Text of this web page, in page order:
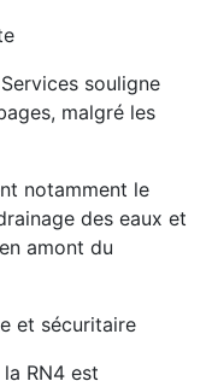
souligne
malgré les
notamment le
des eaux et
amont du
et sécuritaire
RN4 est